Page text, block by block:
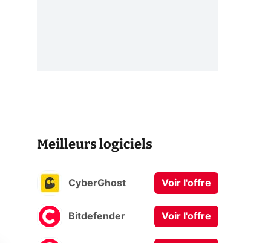
Meilleurs logiciels
CyberGhost Voir l'offre
Bitdefender Voir l'offre